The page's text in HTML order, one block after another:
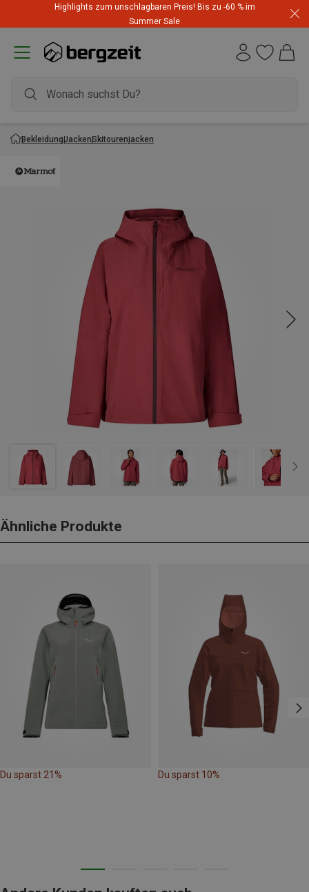
Highlights zum unschlagbaren Preis! Bis zu -60 % im
Summer Sale
BekleidungJackenSkitourenjacken
Ähnliche Produkte
Du sparst 21% Du sparst 10%